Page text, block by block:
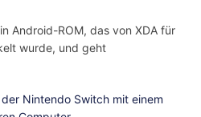
Android-ROM, das von XDA für
wurde, und geht
Nintendo Switch mit einem